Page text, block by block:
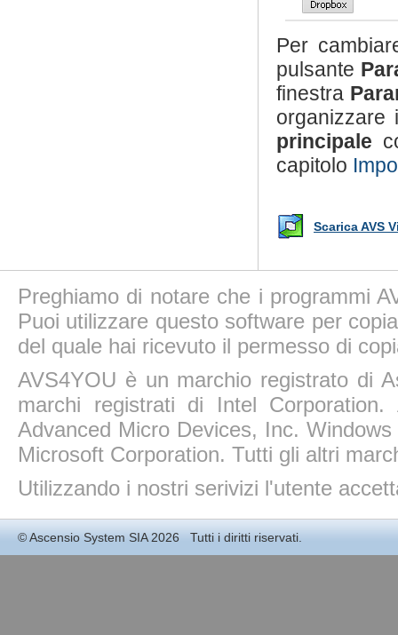
Per
pulsante
finestra
principale
capitolo
Scarica AVS
Preghiamo di notare che i programmi
Puoi utilizzare questo software per
del quale hai ricevuto il permesso di
AVS4YOU è un marchio registrato di
marchi registrati di Intel
Advanced Micro Devices, Inc.
Microsoft Corporation. Tutti gli altri
Utilizzando i nostri serivizi l'utente
©Ascensio System SIA2026 Tutti i diritti riservati.